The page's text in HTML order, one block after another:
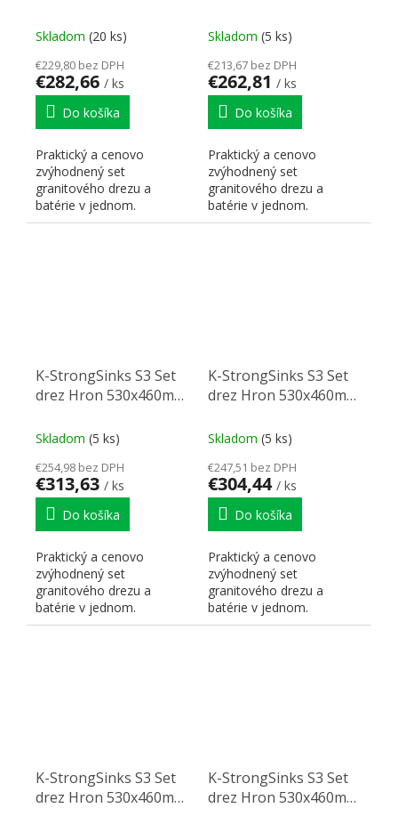
Garonne chróm
Skladom (20 ks)
€229,80 bez DPH
€282,66 / ks
Do košíka
Praktický a cenovo
zvýhodnený set
granitového drezu a
batérie v jednom.
Batéria Seina chróm
Skladom (5 ks)
€213,67 bez DPH
€262,81 / ks
Do košíka
Praktický a cenovo
zvýhodnený set
granitového drezu a
batérie v jednom.
K-StrongSinks S3 Set
drez Hron 530x460mm
Batéria Garonne
Skladom (5 ks)
€254,98 bez DPH
€313,63 / ks
Do košíka
Praktický a cenovo
zvýhodnený set
granitového drezu a
batérie v jednom.
K-StrongSinks S3 Set
drez Hron 530x460mm
Batéria Stréva chróm
Skladom (5 ks)
€247,51 bez DPH
€304,44 / ks
Do košíka
Praktický a cenovo
zvýhodnený set
granitového drezu a
batérie v jednom.
K-StrongSinks S3 Set
drez Hron 530x460mm
K-StrongSinks S3 Set
drez Hron 530x460mm